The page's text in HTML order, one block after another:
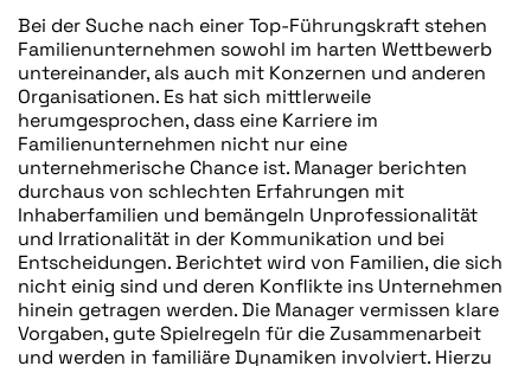
Bei der Suche nach einer Top-Führungskraft stehen
Familienunternehmen sowohl im harten Wettbewerb
untereinander, als auch mit Konzernen und anderen
Organisationen. Es hat sich mittlerweile
herumgesprochen, dass eine Karriere im
Familienunternehmen nicht nur eine
unternehmerische Chance ist. Manager berichten
durchaus von schlechten Erfahrungen mit
Inhaberfamilien und bemängeln Unprofessionalität
und Irrationalität in der Kommunikation und bei
Entscheidungen. Berichtet wird von Familien, die sich
nicht einig sind und deren Konflikte ins Unternehmen
hinein getragen werden. Die Manager vermissen klare
Vorgaben, gute Spielregeln für die Zusammenarbeit
und werden in familiäre Dynamiken involviert. Hierzu